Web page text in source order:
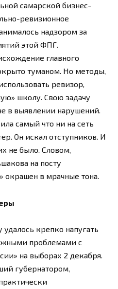
самарской бизнес-
ревизионное
надзором за
этой ФПГ.
главного
туманом. Но методы,
ревизор,
школу. Свою задачу
в выявлении нарушений.
самый что ни на сеть
Он искал отступников. И
не было. Словом,
на посту
окрашен в мрачные тона.
крепко напугать
проблемами с
на выборах 2 декабря.
губернатором,